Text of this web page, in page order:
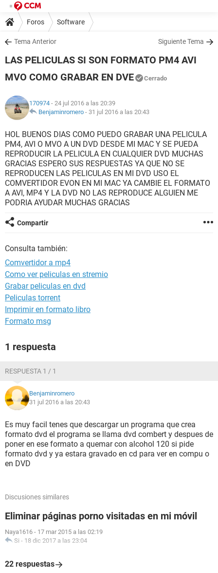
Foros Software
Tema Anterior Siguiente Tema
LAS PELICULAS SI SON FORMATO PM4 AVI
MVO COMO GRABAR EN DVE
Cerrado
170974 - 24 jul 2016 a las 20:39
Benjaminromero - 31 jul 2016 a las 20:43
HOL BUENOS DIAS COMO PUEDO GRABAR UNA PELICULA
PM4, AVI O MVO A UN DVD DESDE MI MAC Y SE PUEDA
REPRODUCIR LA PELICULA EN CUALQUIER DVD MUCHAS
GRACIAS ESPERO SUS RESPUESTAS YA QUE NO SE
REPRODUCEN LAS PELICULAS EN MI DVD USO EL
COMVERTIDOR EVON EN MI MAC YA CAMBIE EL FORMATO
A AVI, MP4 Y LA DVD NO LAS REPRODUCE ALGUIEN ME
PODRIA AYUDAR MUCHAS GRACIAS
Compartir
Consulta también:
Comvertidor a mp4
Como ver peliculas en stremio
Grabar peliculas en dvd
Peliculas torrent
Imprimir en formato libro
Formato msg
1 respuesta
RESPUESTA 1 / 1
Benjaminromero
31 jul 2016 a las 20:43
Es muy facil tenes que descargar un programa que crea
formato dvd el programa se llama dvd combert y despues de
poner en ese formato a quemar con alcohol 120 si pide
formato dvd y ya estara gravado en cd para ver en compu o
en DVD
Discusiones similares
Eliminar páginas porno visitadas en mi móvil
Naya1616 - 17 mar 2015 a las 02:19
Si - 18 dic 2017 a las 23:04
22 respuestas